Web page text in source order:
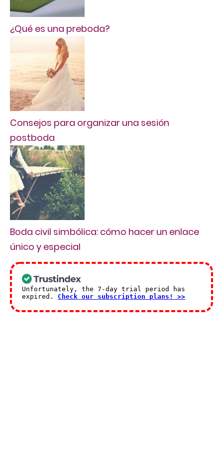
¿Qué es una preboda?
Consejos para organizar una sesión
postboda
Boda civil simbólica: cómo hacer un enlace
único y especial